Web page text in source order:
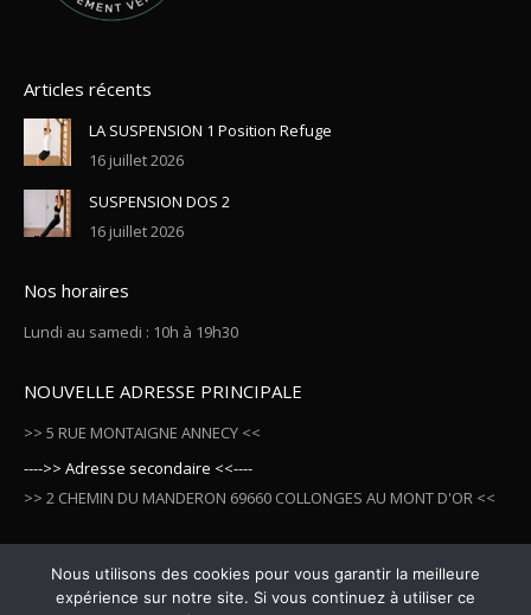
Articles récents
LA SUSPENSION 1 Position Refuge
16 juillet 2026
SUSPENSION DOS 2
16 juillet 2026
Nos horaires
Lundi au samedi : 10h à 19h30
NOUVELLE ADRESSE PRINCIPALE
>> 5 RUE MONTAIGNE ANNECY <<
---->> Adresse secondaire <<----
>> 2 CHEMIN DU MANDERON 69660 COLLONGES AU MONT D'OR <<
Nous utilisons des cookies pour vous garantir la meilleure
expérience sur notre site. Si vous continuez à utiliser ce